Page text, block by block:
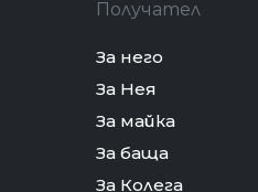
Получател
За него
За Нея
За майка
За баща
За Колега